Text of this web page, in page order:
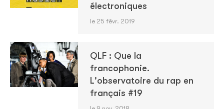
électroniques
le 25 févr. 2019
QLF : Que la
francophonie.
L'observatoire du rap en
français #19